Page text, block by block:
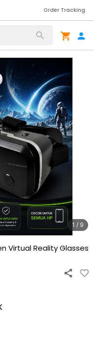
Order Tracking
1 / 9
Virtual Reality Glasses